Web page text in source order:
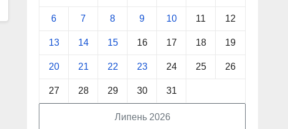
Липень 2026
6 7 8 9 10 11 12
13 14 15 16 17 18 19
20 21 22 23 24 25 26
27 28 29 30 31